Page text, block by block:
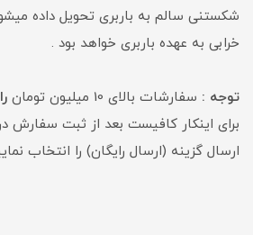
شکستنی سالم به باربری تحویل داده
خرابی به عهده باربری خواهد بود .
توجه : سفارشات بالای 10 میلیون تومان
برای اینکار کافیست بعد از ثبت سفارش
ارسال گزینه (ارسال رایگان) را انتخاب